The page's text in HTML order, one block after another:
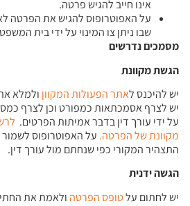
אינו חייב להגיש פרטה.
שבו ניתן צו המינוי על ידי בית
מסמכים נדרשים
הגשת מקוונת
יש להיכנס לאתר הפעולות המקוון ולמלא
יש לצרף אסמכתאות כמפורט וכן לצרף
על ידי עורך דין בדבר אמיתות הפרטים.
מקוונת של הפרטה. על האפוטרופוס
התצהיר המקורי כפי שנחתם מול עורך דין.
הגשה ידנית
יש לחתום עלטופס הפרטה ולאמת את